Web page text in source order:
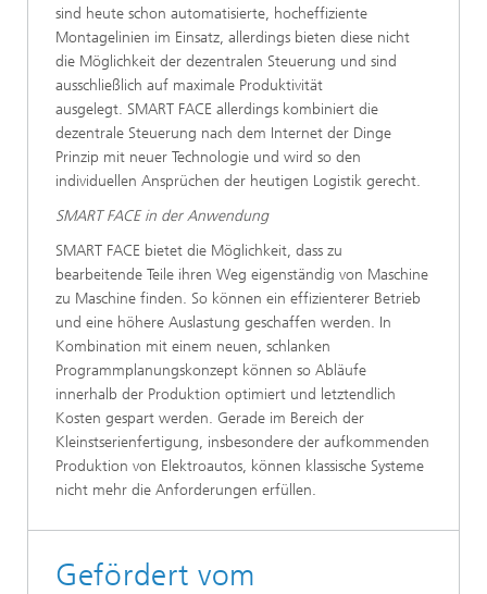
sind heute schon automatisierte, hocheffiziente
Montagelinien im Einsatz, allerdings bieten diese nicht
die Möglichkeit der dezentralen Steuerung und sind
ausschließlich auf maximale Produktivität
ausgelegt. SMART FACE allerdings kombiniert die
dezentrale Steuerung nach dem Internet der Dinge
Prinzip mit neuer Technologie und wird so den
individuellen Ansprüchen der heutigen Logistik gerecht.
SMART FACE in der Anwendung
SMART FACE bietet die Möglichkeit, dass zu
bearbeitende Teile ihren Weg eigenständig von Maschine
zu Maschine finden. So können ein effizienterer Betrieb
und eine höhere Auslastung geschaffen werden. In
Kombination mit einem neuen, schlanken
Programmplanungskonzept können so Abläufe
innerhalb der Produktion optimiert und letztendlich
Kosten gespart werden. Gerade im Bereich der
Kleinstserienfertigung, insbesondere der aufkommenden
Produktion von Elektroautos, können klassische Systeme
nicht mehr die Anforderungen erfüllen.
Gefördert vom